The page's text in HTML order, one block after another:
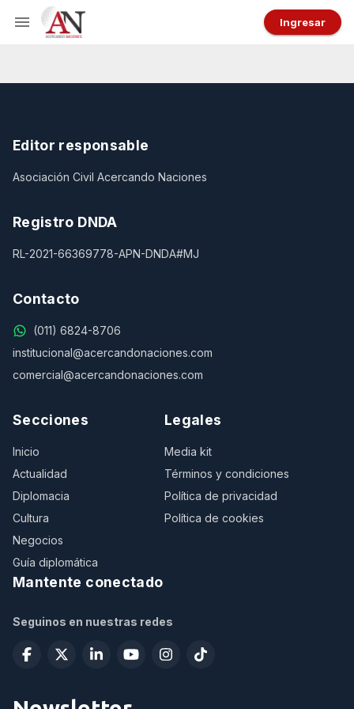
Ingresar
Editor responsable
Asociación Civil Acercando Naciones
Registro DNDA
RL-2021-66369778-APN-DNDA#MJ
Contacto
(011) 6824-8706
institucional@acercandonaciones.com
comercial@acercandonaciones.com
Secciones
Inicio
Actualidad
Diplomacia
Cultura
Negocios
Guía diplomática
Legales
Media kit
Términos y condiciones
Política de privacidad
Política de cookies
Mantente conectado
Seguinos en nuestras redes